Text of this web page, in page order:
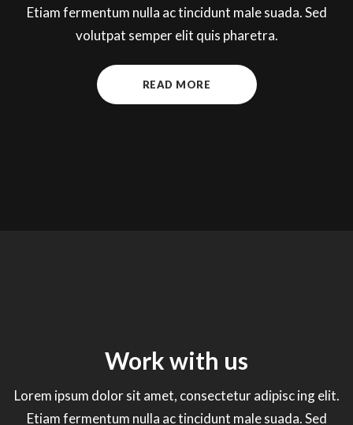
Etiam fermentum nulla ac tincidunt male suada. Sed
volutpat semper elit quis pharetra.
READ MORE
Work with us
Lorem ipsum dolor sit amet, consectetur adipisc ing elit.
Etiam fermentum nulla ac tincidunt male suada. Sed